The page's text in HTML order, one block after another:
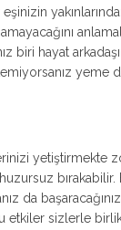
eşinizin
biri hayat
yetiştirmekte
da
sizlerle